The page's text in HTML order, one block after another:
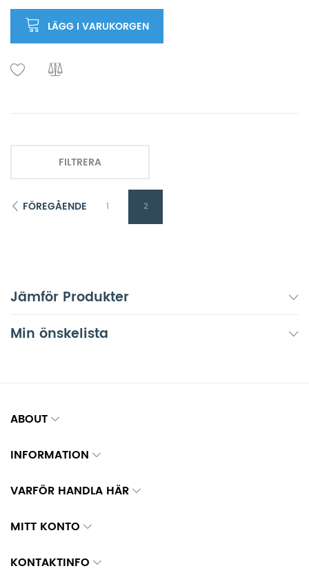
LÄGG I VARUKORGEN
FILTRERA
FÖREGÅENDE 1 2
Jämför Produkter
Min önskelista
ABOUT
INFORMATION
VARFÖR HANDLA HÄR
MITT KONTO
KONTAKTINFO